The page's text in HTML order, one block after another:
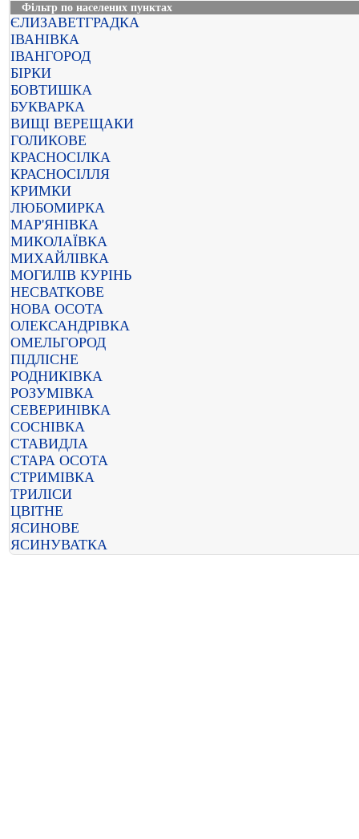
Фільтр по населених пунктах
ЄЛИЗАВЕТГРАДКА
ІВАНІВКА
ІВАНГОРОД
БІРКИ
БОВТИШКА
БУКВАРКА
ВИЩІ ВЕРЕЩАКИ
ГОЛИКОВЕ
КРАСНОСІЛКА
КРАСНОСІЛЛЯ
КРИМКИ
ЛЮБОМИРКА
МАР'ЯНІВКА
МИКОЛАЇВКА
МИХАЙЛІВКА
МОГИЛІВ КУРІНЬ
НЕСВАТКОВЕ
НОВА ОСОТА
ОЛЕКСАНДРІВКА
ОМЕЛЬГОРОД
ПІДЛІСНЕ
РОДНИКІВКА
РОЗУМІВКА
СЕВЕРИНІВКА
СОСНІВКА
СТАВИДЛА
СТАРА ОСОТА
СТРИМІВКА
ТРИЛІСИ
ЦВІТНЕ
ЯСИНОВЕ
ЯСИНУВАТКА